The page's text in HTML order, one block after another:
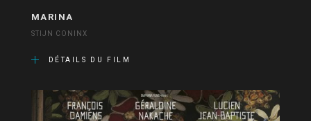
MARINA
STIJN CONINX
DÉTAILS DU FILM